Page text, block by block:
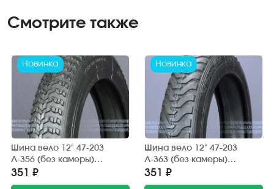
Смотрите также
Новинка
Шина вело 12" 47-203
Л-356 (без камеры)
"ПЕТРОШИНА" (12х1,75)
детские коляски
351 ₽
Новинка
Шина вело 12" 47-203
Л-363 (без камеры)
"ПЕТРОШИНА" (12х1,75)
детские коляски
351 ₽